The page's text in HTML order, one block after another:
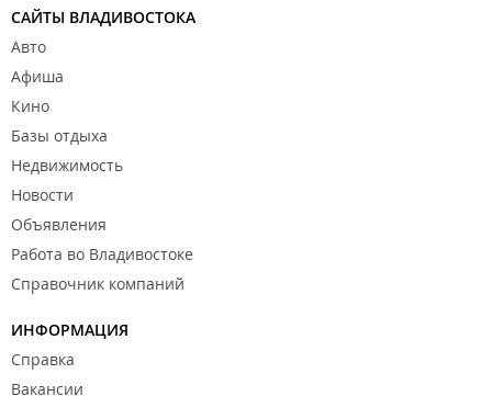
САЙТЫ ВЛАДИВОСТОКА
Авто
Афиша
Кино
Базы отдыха
Недвижимость
Новости
Объявления
Работа во Владивостоке
Справочник компаний
ИНФОРМАЦИЯ
Справка
Вакансии